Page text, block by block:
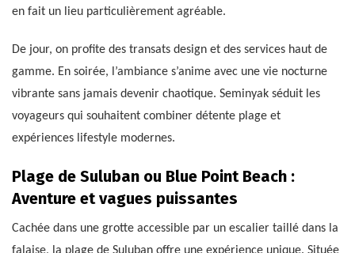
en fait un lieu particulièrement agréable.
De jour, on profite des transats design et des services haut de
gamme. En soirée, l’ambiance s’anime avec une vie nocturne
vibrante sans jamais devenir chaotique. Seminyak séduit les
voyageurs qui souhaitent combiner détente plage et
expériences lifestyle modernes.
Plage de Suluban ou Blue Point Beach :
Aventure et vagues puissantes
Cachée dans une grotte accessible par un escalier taillé dans la
falaise, la plage de Suluban offre une expérience unique. Située